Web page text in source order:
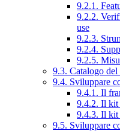
9.2.1.
9.2.2.
use
9.2.3.
9.2.4.
9.2.5.
9.3. Catalogo del
9.4. Sviluppare
9.4.1. Il
9.4.2. Il kit
9.4.3. Il
9.5. Sviluppare